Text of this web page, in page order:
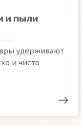
и пыли
удерживают
и чисто